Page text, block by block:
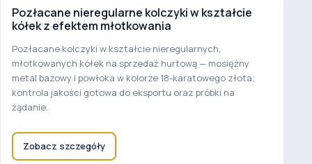
Pozłacane nieregularne kolczyki w kształcie
kółek z efektem młotkowania
Pozłacane kolczyki w kształcie nieregularnych,
młotkowanych kółek na sprzedaż hurtową — mosiężny
metal bazowy i powłoka w kolorze 18-karatowego złota;
kontrola jakości gotowa do eksportu oraz próbki na
żądanie.
Zobacz szczegóły